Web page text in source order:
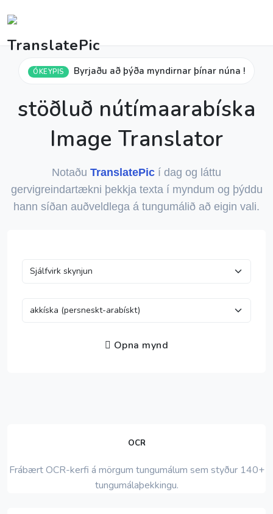
ÓKEYPIS Byrjaðu að þýða myndirnar þínar núna !
stöðluð nútímaarabíska
Image Translator
Notaðu TranslatePic í dag og láttu
gervigreindartækni þekkja texta í myndum og þýddu
hann síðan auðveldlega á tungumálið að eigin vali.
Opna mynd
OCR
Frábært OCR-kerfi á mörgum tungumálum sem styður 140+
tungumálaþekkingu.